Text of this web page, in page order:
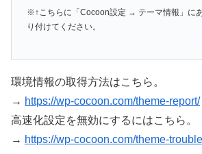
※↑こちらに「Cocoon設定 → テーマ情報」に
り付けてください。
環境情報の取得方法はこちら。
→ https://wp-cocoon.com/theme-report/
高速化設定を無効にするにはこちら。
→ https://wp-cocoon.com/theme-